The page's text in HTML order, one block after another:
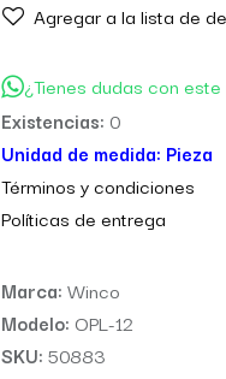
Agregar a la lista de
¿Tienes dudas con
Existencias: 0
Unidad de medida: Pieza
Términos y condiciones
Políticas de entrega
Marca: Winco
Modelo: OPL-12
SKU: 50883